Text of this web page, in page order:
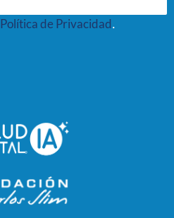
Política de Privacidad.